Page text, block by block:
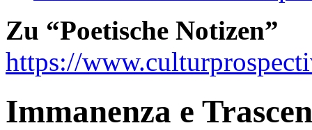
Zu “Poetische Notizen”
https://
Immanenza e